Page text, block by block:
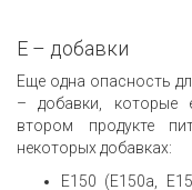
E – добавки
Еще одна опасность
– добавки, которые
втором продукте
некоторых добавках:
E150 (E150a,